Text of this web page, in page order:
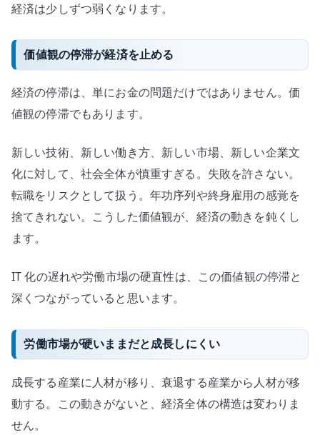
経済は少しずつ弱くなります。
価値観の停滞が経済を止める
経済の停滞は、単にお金の問題だけではありません。価
値観の停滞でもあります。
新しい技術、新しい働き方、新しい市場、新しい企業文
化に対して、社会全体が慎重すぎる。失敗を許さない。
転職をリスクとして扱う。年功序列や終身雇用の感覚を
捨てきれない。こうした価値観が、経済の動きを鈍くし
ます。
IT 化の遅れや労働市場の硬直性は、この価値観の停滞と
深くつながっていると思います。
労働市場が硬いままだと成長しにくい
成長する産業に人材が移り、衰退する産業から人材が移
動する。この動きがないと、経済全体の構造は変わりま
せん。